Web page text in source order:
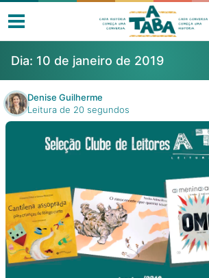
Livros
Resenhas
Clube de Leitores
Listas
Como ler?
Dia: 10 de janeiro de 2019
Denise Guilherme
Leitura de 20 segundos